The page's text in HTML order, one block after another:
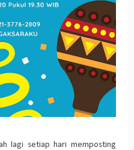
lagi setiap hari memposting